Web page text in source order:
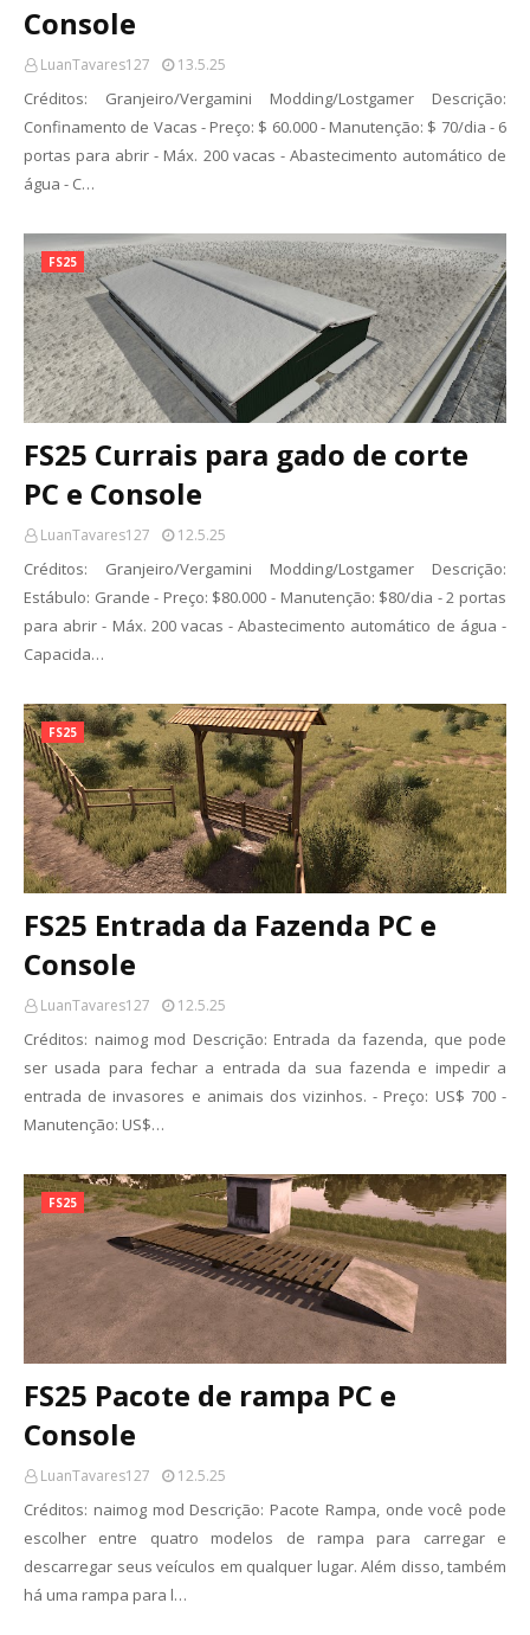
Console
LuanTavares127 13.5.25
Créditos: Granjeiro/Vergamini Modding/Lostgamer Descrição:
Confinamento de Vacas - Preço: $ 60.000 - Manutenção: $ 70/dia - 6
portas para abrir - Máx. 200 vacas - Abastecimento automático de
água - C…
FS25
FS25 Currais para gado de corte
PC e Console
LuanTavares127 12.5.25
Créditos: Granjeiro/Vergamini Modding/Lostgamer Descrição:
Estábulo: Grande - Preço: $80.000 - Manutenção: $80/dia - 2 portas
para abrir - Máx. 200 vacas - Abastecimento automático de água -
Capacida…
FS25
FS25 Entrada da Fazenda PC e
Console
LuanTavares127 12.5.25
Créditos: naimog mod Descrição: Entrada da fazenda, que pode
ser usada para fechar a entrada da sua fazenda e impedir a
entrada de invasores e animais dos vizinhos. - Preço: US$ 700 -
Manutenção: US$…
FS25
FS25 Pacote de rampa PC e
Console
LuanTavares127 12.5.25
Créditos: naimog mod Descrição: Pacote Rampa, onde você pode
escolher entre quatro modelos de rampa para carregar e
descarregar seus veículos em qualquer lugar. Além disso, também
há uma rampa para l…